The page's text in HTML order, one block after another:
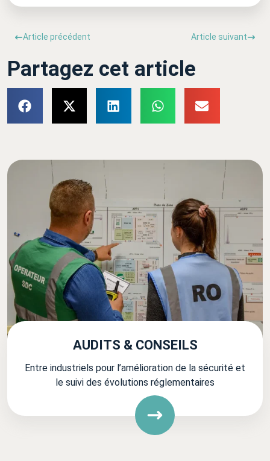
AUDITS & CONSEILS
Entre industriels pour l’amélioration de la sécurité et
le suivi des évolutions réglementaires
Article précédent Article suivant
Partagez cet article